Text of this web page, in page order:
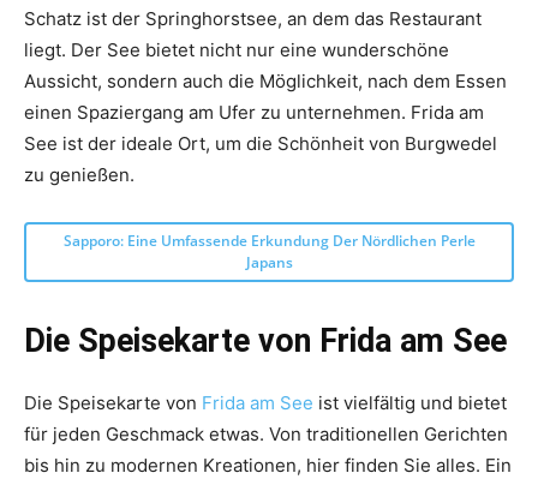
Schatz ist der Springhorstsee, an dem das Restaurant
liegt. Der See bietet nicht nur eine wunderschöne
Aussicht, sondern auch die Möglichkeit, nach dem Essen
einen Spaziergang am Ufer zu unternehmen. Frida am
See ist der ideale Ort, um die Schönheit von Burgwedel
zu genießen.
Sapporo: Eine Umfassende Erkundung Der Nördlichen Perle
Japans
Die Speisekarte von Frida am See
Die Speisekarte von Frida am See ist vielfältig und bietet
für jeden Geschmack etwas. Von traditionellen Gerichten
bis hin zu modernen Kreationen, hier finden Sie alles. Ein